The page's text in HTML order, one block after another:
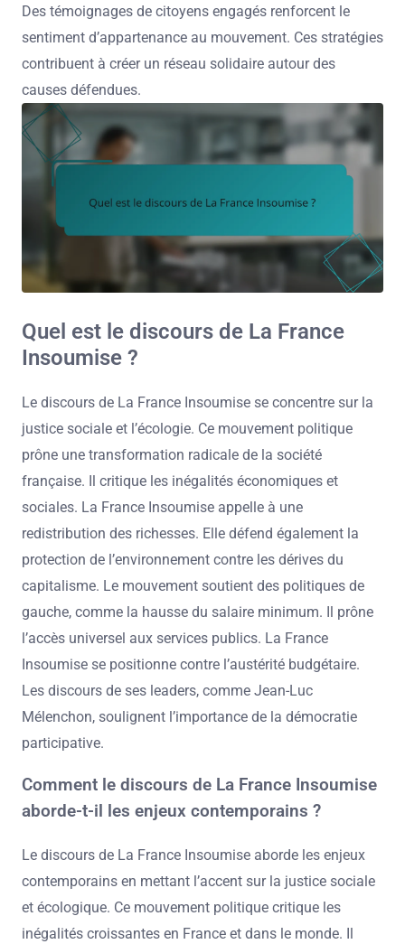
Des témoignages de citoyens engagés renforcent le
sentiment d’appartenance au mouvement. Ces stratégies
contribuent à créer un réseau solidaire autour des
causes défendues.
Quel est le discours de La France
Insoumise ?
Le discours de La France Insoumise se concentre sur la
justice sociale et l’écologie. Ce mouvement politique
prône une transformation radicale de la société
française. Il critique les inégalités économiques et
sociales. La France Insoumise appelle à une
redistribution des richesses. Elle défend également la
protection de l’environnement contre les dérives du
capitalisme. Le mouvement soutient des politiques de
gauche, comme la hausse du salaire minimum. Il prône
l’accès universel aux services publics. La France
Insoumise se positionne contre l’austérité budgétaire.
Les discours de ses leaders, comme Jean-Luc
Mélenchon, soulignent l’importance de la démocratie
participative.
Comment le discours de La France Insoumise
aborde-t-il les enjeux contemporains ?
Le discours de La France Insoumise aborde les enjeux
contemporains en mettant l’accent sur la justice sociale
et écologique. Ce mouvement politique critique les
inégalités croissantes en France et dans le monde. Il